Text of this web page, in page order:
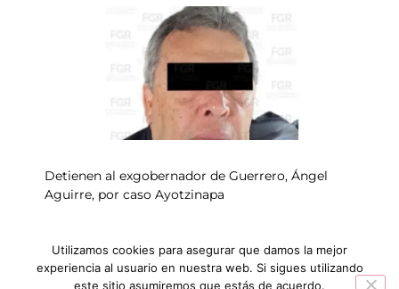
Detienen al exgobernador de Guerrero, Ángel
Aguirre, por caso Ayotzinapa
Utilizamos cookies para asegurar que damos la mejor
experiencia al usuario en nuestra web. Si sigues utilizando
este sitio asumiremos que estás de acuerdo.